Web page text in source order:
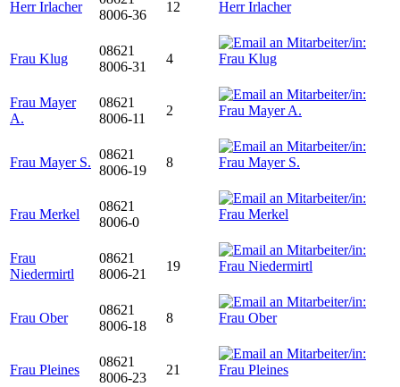
Herr Irlacher
8006-36
12
Frau Klug
08621
8006-31
4
Frau Mayer
A.
08621
8006-11
2
Frau Mayer S.
08621
8006-19
8
Frau Merkel
08621
8006-0
Frau
Niedermirtl
08621
8006-21
19
Frau Ober
08621
8006-18
8
Frau Pleines
08621
8006-23
21